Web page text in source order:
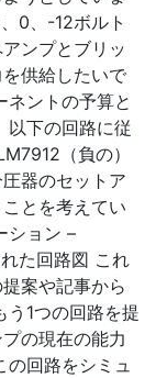
0、-12ボルト
ンプとブリッ
供給したいで
ネントの予算と
以下の回路に従
（負の）
器のセットア
とを考えてい
ション –
た回路図 これ
案や記事から
1つの回路を提
の現在の能力
回路をシミュ